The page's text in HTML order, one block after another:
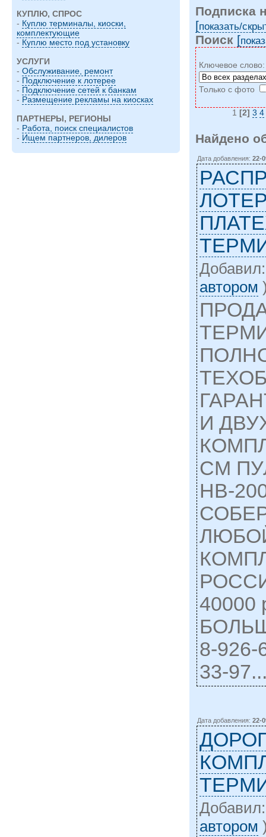
КУПЛЮ, СПРОС
- Куплю терминалы, киоски,
комплектующие
- Куплю место под установку
УСЛУГИ
- Обслуживание, ремонт
- Подключение к лотерее
- Подключение сетей к банкам
- Размещение рекламы на киосках
ПАРТНЕРЫ, РЕГИОНЫ
- Работа, поиск специалистов
- Ищем партнеров, дилеров
Подписка
[показать/
Поиск [
Ключевое
Только с фото
1[2] 3 4
Найдено
Дата добавления:22-
автором
И
СМ
НВ-
8-926-
33-
Дата добавления:22-
автором